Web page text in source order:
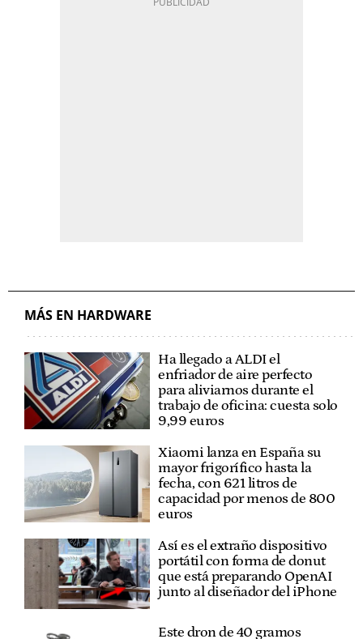
MÁS EN HARDWARE
Ha llegado a ALDI el
enfriador de aire perfecto
para aliviarnos durante el
trabajo de oficina: cuesta solo
9,99 euros
Xiaomi lanza en España su
mayor frigorífico hasta la
fecha, con 621 litros de
capacidad por menos de 800
euros
Así es el extraño dispositivo
portátil con forma de donut
que está preparando OpenAI
junto al diseñador del iPhone
Este dron de 40 gramos